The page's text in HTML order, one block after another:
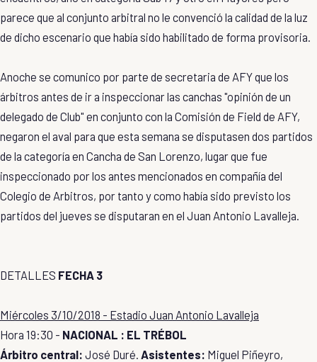
parece que al conjunto arbitral no le convenció la calidad de la luz
de dicho escenario que había sido habilitado de forma provisoria.
Anoche se comunico por parte de secretaria de AFY que los
árbitros antes de ir a inspeccionar las canchas "opinión de un
delegado de Club" en conjunto con la Comisión de Field de AFY,
negaron el aval para que esta semana se disputasen dos partidos
de la categoría en Cancha de San Lorenzo, lugar que fue
inspeccionado por los antes mencionados en compañía del
Colegio de Arbitros, por tanto y como había sido previsto los
partidos del jueves se disputaran en el Juan Antonio Lavalleja.
DETALLES FECHA 3
Miércoles 3/10/2018 - Estadio Juan Antonio Lavalleja
Hora 19:30 - NACIONAL : EL TRÉBOL
Árbitro central: José Duré. Asistentes: Miguel Piñeyro,